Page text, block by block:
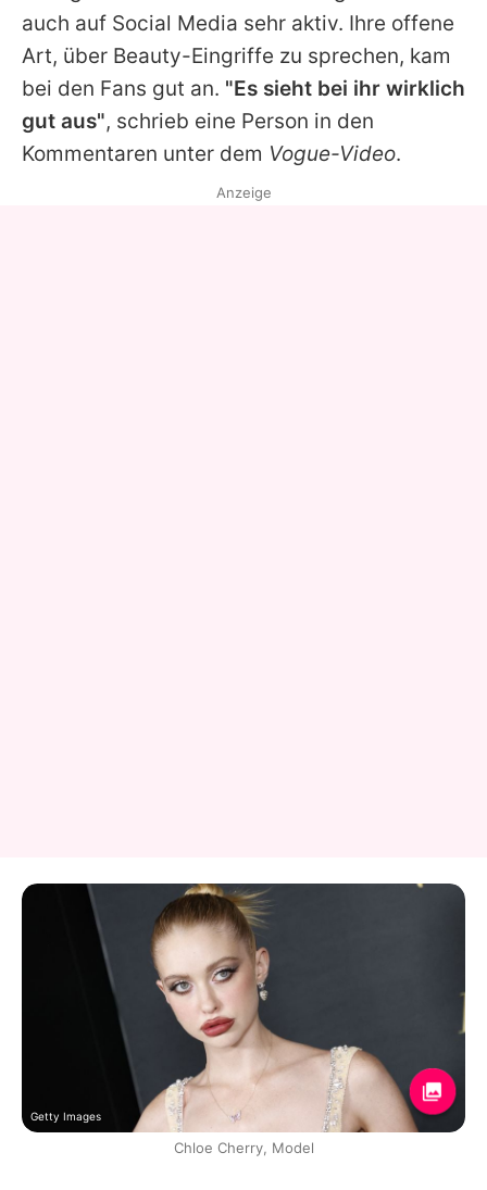
auch auf Social Media sehr aktiv. Ihre offene
Art, über Beauty-Eingriffe zu sprechen, kam
bei den Fans gut an. "Es sieht bei ihr wirklich
gut aus", schrieb eine Person in den
Kommentaren unter dem Vogue-Video.
Anzeige
Getty Images
Chloe Cherry, Model